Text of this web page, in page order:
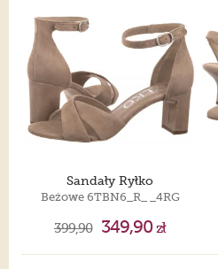
Sandały Ryłko
Beżowe 6TBN6_R_ _4RG
399,90 349,90zł